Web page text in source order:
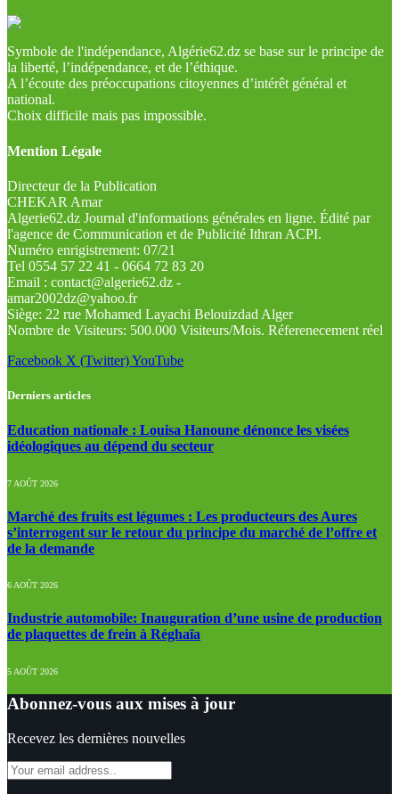
Symbole de l'indépendance, Algérie62.dz se base sur le principe de
la liberté, l’indépendance, et de l’éthique.
A l’écoute des préoccupations citoyennes d’intérêt général et
national.
Choix difficile mais pas impossible.
Mention Légale
Directeur de la Publication
CHEKAR Amar
Algerie62.dz Journal d'informations générales en ligne. Édité par
l'agence de Communication et de Publicité Ithran ACPI.
Numéro enrigistrement: 07/21
Tel 0554 57 22 41 - 0664 72 83 20
Email : contact@algerie62.dz -
amar2002dz@yahoo.fr
Siège: 22 rue Mohamed Layachi Belouizdad Alger
Nombre de Visiteurs: 500.000 Visiteurs/Mois. Réferenecement réel
Facebook X (Twitter)YouTube
Derniers articles
Education nationale : Louisa Hanoune dénonce les visées
idéologiques au dépend du secteur
7 AOÛT 2026
Marché des fruits est légumes : Les producteurs des Aures
s’interrogent sur le retour du principe du marché de l’offre et
de la demande
6 AOÛT 2026
Industrie automobile: Inauguration d’une usine de production
de plaquettes de frein à Réghaïa
5 AOÛT 2026
Abonnez-vous aux mises à jour
Recevez les dernières nouvelles